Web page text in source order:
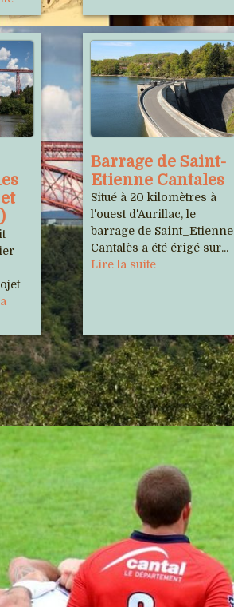
Barrage de Saint-
Etienne Cantales
Situé à 20 kilomètres à
l'ouest d'Aurillac, le
barrage de Saint_Etienne
Cantalès a été érigé sur...
Lire la suite
Sorties
Cinémas
Le Prisme